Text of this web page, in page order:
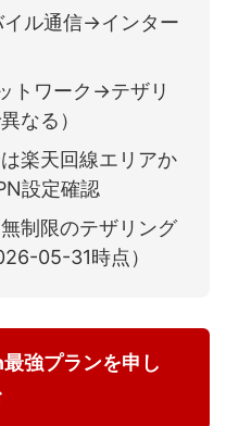
ル通信→インター
トワーク→テザリ
なる）
楽天回線エリアか
設定確認
制限のテザリング
05-31時点）
強プランを申し